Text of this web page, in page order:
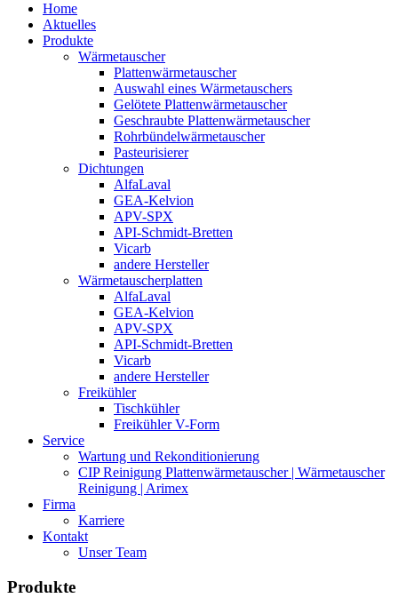
Home
Aktuelles
Produkte
Wärmetauscher
Plattenwärmetauscher
Auswahl eines Wärmetauschers
Gelötete Plattenwärmetauscher
Geschraubte Plattenwärmetauscher
Rohrbündelwärmetauscher
Pasteurisierer
Dichtungen
AlfaLaval
GEA-Kelvion
APV-SPX
API-Schmidt-Bretten
Vicarb
andere Hersteller
Wärmetauscherplatten
AlfaLaval
GEA-Kelvion
APV-SPX
API-Schmidt-Bretten
Vicarb
andere Hersteller
Freikühler
Tischkühler
Freikühler V-Form
Service
Wartung und Rekonditionierung
CIP Reinigung Plattenwärmetauscher | Wärmetauscher
Reinigung | Arimex
Firma
Karriere
Kontakt
Unser Team
Produkte